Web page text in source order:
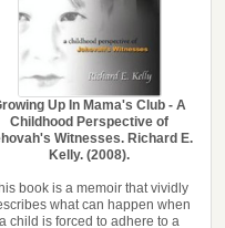
Up In Mama's Club - A
Childhood Perspective of
Witnesses. Richard E.
Kelly. (2008).
book is a memoir that vividly
what can happen when
a child is forced to adhere to a